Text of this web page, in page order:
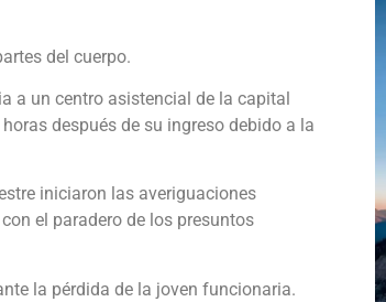
del cuerpo.
a un centro asistencial de la capital
después de su ingreso debido a la
iniciaron las averiguaciones
el paradero de los presuntos
la pérdida de la joven funcionaria.